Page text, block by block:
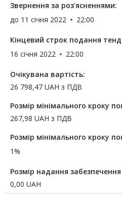
Звернення за роз'ясненнями:
до 11 січня 2022 22:00
Кінцевий строк подання
16 січня 2022
22:00
Очікувана вартість:
26 798,47 UAH з ПДВ
Розмір мінімального кроку
267,98 UAH з ПДВ
Розмір мінімального кроку
1%
Розмір надання
0,00 UAH